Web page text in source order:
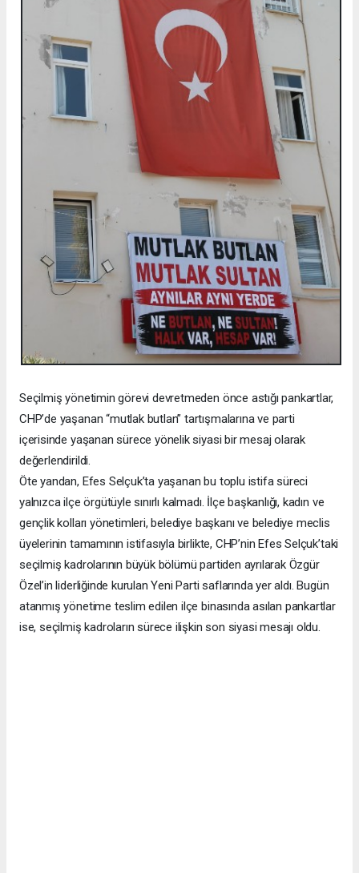
Seçilmiş yönetimin görevi devretmeden önce astığı pankartlar,
CHP’de yaşanan “mutlak butlan” tartışmalarına ve parti
içerisinde yaşanan sürece yönelik siyasi bir mesaj olarak
değerlendirildi.
Öte yandan, Efes Selçuk’ta yaşanan bu toplu istifa süreci
yalnızca ilçe örgütüyle sınırlı kalmadı. İlçe başkanlığı, kadın ve
gençlik kolları yönetimleri, belediye başkanı ve belediye meclis
üyelerinin tamamının istifasıyla birlikte, CHP’nin Efes Selçuk’taki
seçilmiş kadrolarının büyük bölümü partiden ayrılarak Özgür
Özel’in liderliğinde kurulan Yeni Parti saflarında yer aldı. Bugün
atanmış yönetime teslim edilen ilçe binasında asılan pankartlar
ise, seçilmiş kadroların sürece ilişkin son siyasi mesajı oldu.